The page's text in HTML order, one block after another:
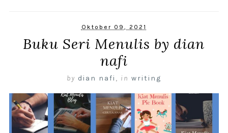
Oktober 09, 2021
Buku Seri Menulis by dian
nafi
by dian nafi , in writing